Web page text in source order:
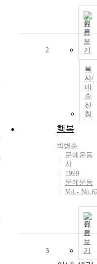
원
문
보
기
복
사/
대
출
신
청
2
행복
박병순
문예운동
사
1999
문예운동
Vol.-
원
문
보
기
3